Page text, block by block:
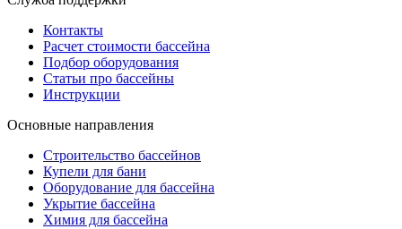
Контакты
Расчет стоимости бассейна
Подбор оборудования
Статьи про бассейны
Инструкции
Основные направления
Строительство бассейнов
Купели для бани
Оборудование для бассейна
Укрытие бассейна
Химия для бассейна